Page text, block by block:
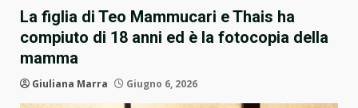
La figlia di Teo Mammucari e Thais ha
compiuto di 18 anni ed è la fotocopia della
mamma
Giuliana Marra Giugno 6, 2026